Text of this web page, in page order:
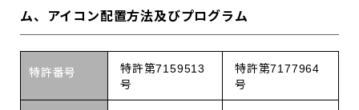
ム、アイコン配置方法及びプログラム
特許番号
特許第7159513
号
特許第7177964
号